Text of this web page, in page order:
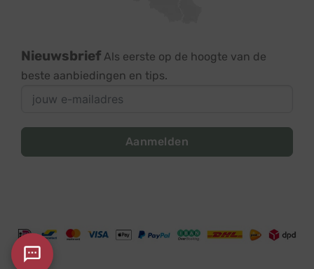
Nieuwsbrief Als eerste op de hoogte van de
beste aanbiedingen en tips.
Aanmelden